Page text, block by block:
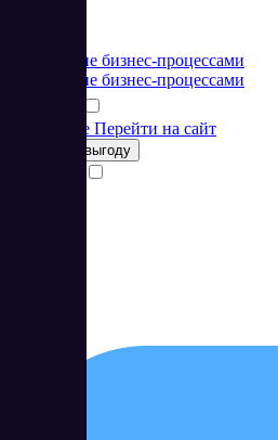
Управление бизнес-процессами
Управление бизнес-процессами
Подробнее Перейти на сайт
Получить выгоду